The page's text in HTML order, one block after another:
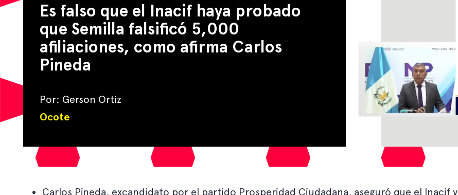
Es falso que el Inacif haya probado
que Semilla falsificó 5,000
afiliaciones, como afirma Carlos
Pineda
Por: Gerson Ortiz
Ocote
Carlos Pineda, excandidato por el partido Prosperidad Ciudadana, aseguró que el